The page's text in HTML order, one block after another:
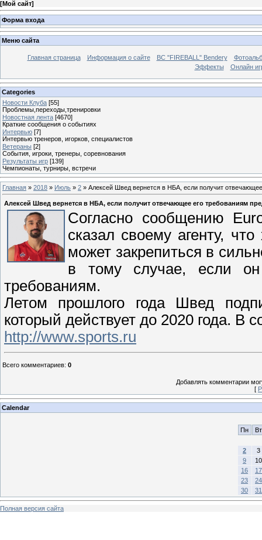
[Мой сайт]
Форма входа
Меню сайта
Главная страница Информация о сайте BC "FIREBALL" Bendery
Эффекты
Онлайн
Categories
Новости Клуба [55]
Проблемы,переходы,тренировки
Новостная лента [4670]
Краткие сообщения о событиях
Интервью [7]
Интервью тренеров, игорков, специалистов
Ветераны [2]
События, игроки, тренеры, соревнования
Результаты игр [139]
Чемпионаты, турниры, встречи
Главная » 2018 » Июль » 2 » Алексей Швед вернется в НБА, если получит
Алексей Швед вернется в НБА, если получит отвечающее его требованиям
Согласно сообщению
сказал своему агенту,
может закрепиться в
в тому случае, если он
требованиям.
Летом прошлого года Швед
который действует до 2020 года. В
http://www.sports.ru
Всего комментариев: 0
Добавлять комментарии
[
Calendar
Пн Вт
2
3
9
10
16
17
23
24
30
31
Полная версия сайта